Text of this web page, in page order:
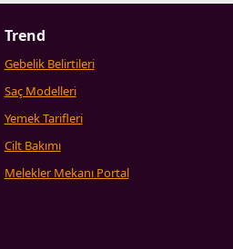
Trend
Gebelik Belirtileri
Saç Modelleri
Yemek Tarifleri
Cilt Bakımı
Melekler Mekanı Portal